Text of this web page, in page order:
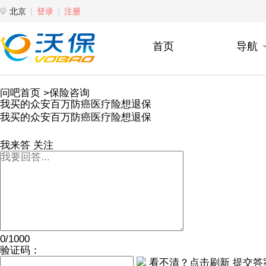
北京 登录 注册
首页 导航
问吧首页 >保险咨询
我买的众安百万防癌医疗险想退保
我买的众安百万防癌医疗险想退保
我来答 关注
0/1000
验证码：
看不清？点击刷新 提交答